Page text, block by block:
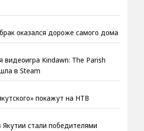
оказался дороже самого дома
видеоигра Kindawn: The Parish
в Steam
покажут на НТВ
Якутии стали победителями